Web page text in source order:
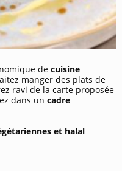
de cuisine
manger des plats de
ravi de la carte proposée
dans un cadre
et halal